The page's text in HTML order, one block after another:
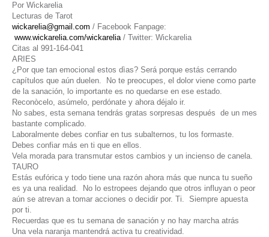
Por Wickarelia
Lecturas de Tarot
wickarelia@gmail.com / Facebook Fanpage:
www.wickarelia.com/wickarelia/ Twitter: Wickarelia
Citas al 991-164-041
ARIES
¿Por que tan emocional estos dìas? Será porque estás cerrando
capítulos que aún duelen. No te preocupes, el dolor viene como parte
de la sanación, lo importante es no quedarse en ese estado.
Reconòcelo, asúmelo, perdónate y ahora déjalo ir.
No sabes, esta semana tendrás gratas sorpresas después de un mes
bastante complicado.
Laboralmente debes confiar en tus subalternos, tu los formaste.
Debes confiar más en ti que en ellos.
Vela morada para transmutar estos cambios y un incienso de canela.
TAURO
Estás eufórica y todo tiene una razón ahora más que nunca tu sueño
es ya una realidad. No lo estropees dejando que otros influyan o peor
aún se atrevan a tomar acciones o decidir por. Ti. Siempre apuesta
por ti.
Recuerdas que es tu semana de sanación y no hay marcha atrás
Una vela naranja mantendrá activa tu creatividad.